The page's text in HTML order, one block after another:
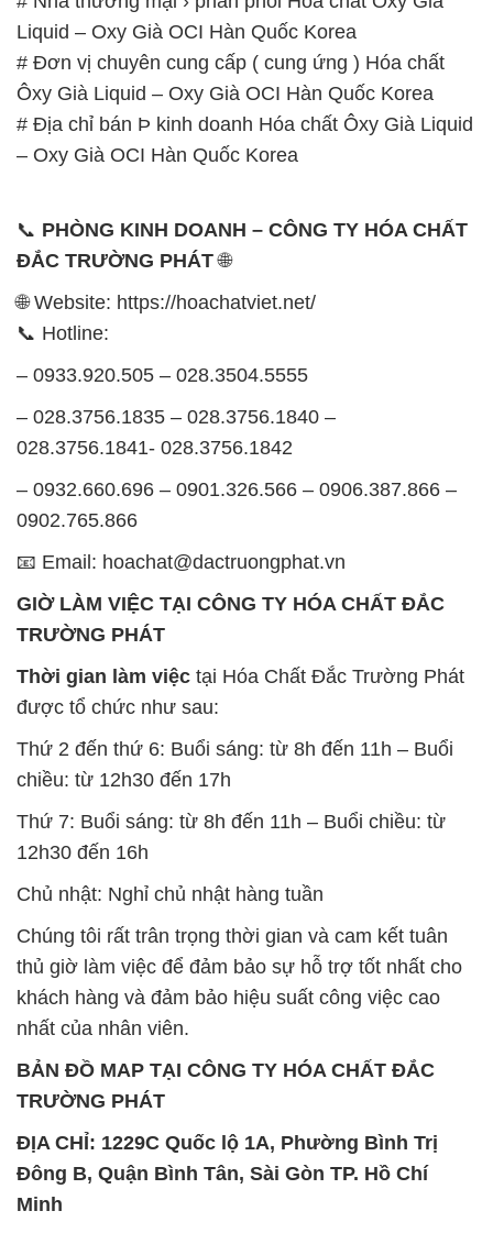
Thứ 7: Buổi sáng: từ 8h đến 11h – Buổi chiều: từ
12h30 đến 16h
Chủ nhật: Nghỉ chủ nhật hàng tuần
Chúng tôi rất trân trọng thời gian và cam kết tuân
thủ giờ làm việc để đảm bảo sự hỗ trợ tốt nhất cho
nhất của nhân viên.
BẢN ĐỒ MAP TẠI CÔNG TY HÓA CHẤT ĐẮC
TRƯỜNG PHÁT
ĐỊA CHỈ: 1229C Quốc lộ 1A, Phường Bình Trị
Đông B, Quận Bình Tân, Sài Gòn TP. Hồ Chí
SẢN PHẨM TƯƠNG TỰ
Chất Bảo Quản CMIT Thái